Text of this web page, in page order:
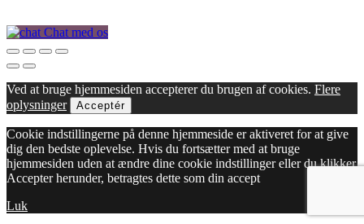
Chat med os
Ved at bruge hjemmesiden accepterer du brugen af cookies. Flere
oplysninger
Acceptér
Cookie indstillingerne på denne hjemmeside er aktiveret for at give
dig den bedste oplevelse. Hvis du fortsætter med at bruge
hjemmesiden uden at ændre dine cookie indstillinger eller du klikker
Accepter herunder, betragtes dette som din accept
Luk